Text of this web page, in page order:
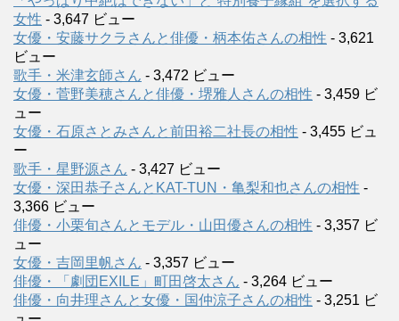
女性 - 3,647 ビュー
女優・安藤サクラさんと俳優・柄本佑さんの相性 - 3,621
ビュー
歌手・米津玄師さん - 3,472 ビュー
女優・菅野美穂さんと俳優・堺雅人さんの相性 - 3,459 ビ
ュー
女優・石原さとみさんと前田裕二社長の相性 - 3,455 ビュ
ー
歌手・星野源さん - 3,427 ビュー
女優・深田恭子さんとKAT-TUN・亀梨和也さんの相性 -
3,366 ビュー
俳優・小栗旬さんとモデル・山田優さんの相性 - 3,357 ビ
ュー
女優・吉岡里帆さん - 3,357 ビュー
俳優・「劇団EXILE」町田啓太さん - 3,264 ビュー
俳優・向井理さんと女優・国仲涼子さんの相性 - 3,251 ビ